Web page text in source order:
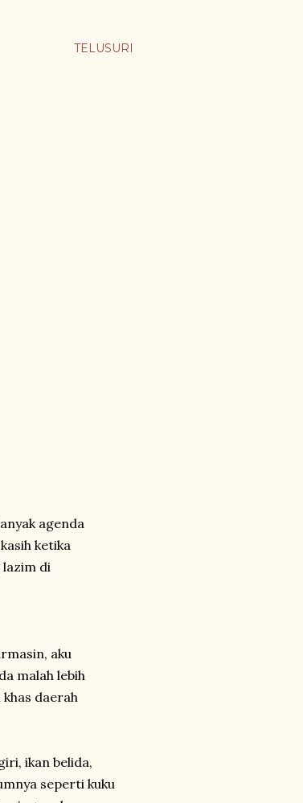
TELUSURI
agenda
ketika
lazim di
aku
malah lebih
daerah
ikan belida,
seperti kuku